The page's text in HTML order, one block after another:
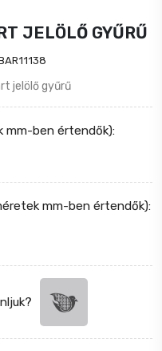
JELÖLŐ GYŰRŰ
jelölő gyűrű
mm-ben értendők):
mm-ben értendők):